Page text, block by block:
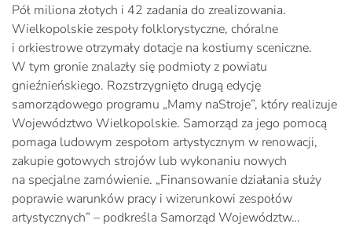
Pół miliona złotych i 42 zadania do zrealizowania.
Wielkopolskie zespoły folklorystyczne, chóralne
i orkiestrowe otrzymały dotacje na kostiumy sceniczne.
W tym gronie znalazły się podmioty z powiatu
gnieźnieńskiego. Rozstrzygnięto drugą edycję
samorządowego programu „Mamy naStroje”, który realizuje
Województwo Wielkopolskie. Samorząd za jego pomocą
pomaga ludowym zespołom artystycznym w renowacji,
zakupie gotowych strojów lub wykonaniu nowych
na specjalne zamówienie. „Finansowanie działania służy
poprawie warunków pracy i wizerunkowi zespołów
artystycznych” – podkreśla Samorząd Województw…